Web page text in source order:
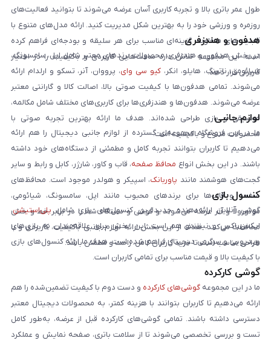
طول عمر باتری بالا و تجربه کاربری آسان عرضه می‌شوند تا بتوانید فعالیت‌های
روزمره و ورزشی خود را به بهترین شکل مدیریت کنید. ارائه مدل‌های متنوع با
قابلیت‌های متفاوت، گزینه‌ای مناسب برای هر سلیقه و بودجه‌ای فراهم کرده
است. این مجموعه تلاش دارد ساعت‌هایی کاربردی و باکیفیت را در اختیار
کاربران قرار دهد.
هدفون و هندزفری
در بخش هدفون و هندزفری، محصولات برندهای معتبر شامل اپل، سامسونگ،
شیائومی، ناتینگ، هایلو، انکر، کیو سی وای، پرووان، آنر، تسکو و ارلدام ارائه
می‌شوند. تمامی هدفون‌ها با کیفیت صوتی بالا، اصالت کالا و گارانتی معتبر
عرضه می‌شوند. هدفون‌ها و هندزفری‌ها برای کاربری‌های مختلف شامل مکالمه،
موسیقی و بازی طراحی شده‌اند. هدف ما ارائه بهترین تجربه صوتی با
محصولات متنوع و باکیفیت است.
لوازم جانبی
ما در این فروشگاه مجموعه‌ای گسترده از لوازم جانبی دیجیتال را هم ارائه
می‌دهیم تا کاربران بتوانند تجربه کامل و مطمئنی از دستگاه‌های خود داشته
باشند. در این بخش انواع محافظ صفحه، قاب و کاور، شارژر، کابل و رابط و سایر
گجت‌های هوشمند مانند پاوربانک، اسپیکر و هولدر موجود است. محافظ‌های
صفحه و قاب‌ها برای برندهای محبوب مانند اپل، سامسونگ، شیائومی،
موتورولا و آنر عرضه می‌شوند و گوشی و دستگاه شما را در برابر خط و خش
محافظت می‌کنند. هدف از این بخش ارائه لوازم جانبی باکیفیت، کاربردی و با
طراحی مناسب است تا خرید کاربران کامل، راحت و مطمئن باشد.
کنسول بازی
گوشی آنلاین ارائه‌دهنده جدیدترین کنسول‌های بازی شامل پلی‌استیشن،
ایکس‌باکس و نینتندو هم است. این بخش برای علاقه‌مندان به بازی‌های
ویدیویی و سرگرمی دیجیتال فراهم شده است. هدف ما ارائه کنسول‌های بازی
با کیفیت بالا و قیمت مناسب برای تمامی کاربران است.
گوشی کارکرده
ما در این مجموعه گوشی‌های کارکرده و دست دوم با کیفیت تضمین‌شده را هم
ارائه می‌دهیم تا کاربران بتوانند با هزینه کمتر، به محصولات دیجیتال معتبر
دسترسی داشته باشند. تمامی گوشی‌های کارکرده قبل از عرضه، به‌طور کامل
تست و بررسی تخصصی می‌شوند تا از سلامت باتری، صفحه نمایش و عملکرد